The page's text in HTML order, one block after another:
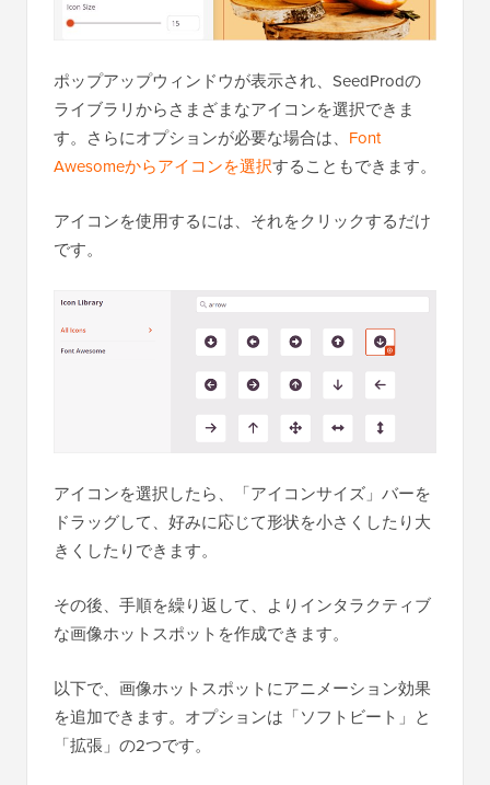
ポップアップウィンドウが表示され、SeedProdの
ライブラリからさまざまなアイコンを選択できま
す。さらにオプションが必要な場合は、 Font
Awesomeからアイコンを選択することもできます。
アイコンを使用するには、それをクリックするだけ
です。
アイコンを選択したら、「アイコンサイズ」バーを
ドラッグして、好みに応じて形状を小さくしたり大
きくしたりできます。
その後、手順を繰り返して、よりインタラクティブ
な画像ホットスポットを作成できます。
以下で、画像ホットスポットにアニメーション効果
を追加できます。オプションは「ソフトビート」と
「拡張」の2つです。